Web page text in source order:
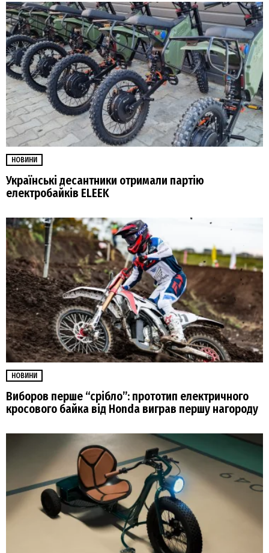
НОВИНИ
Українські десантники отримали партію
електробайків ELEEK
НОВИНИ
Виборов перше “срібло”: прототип електричного
кросового байка від Honda виграв першу нагороду